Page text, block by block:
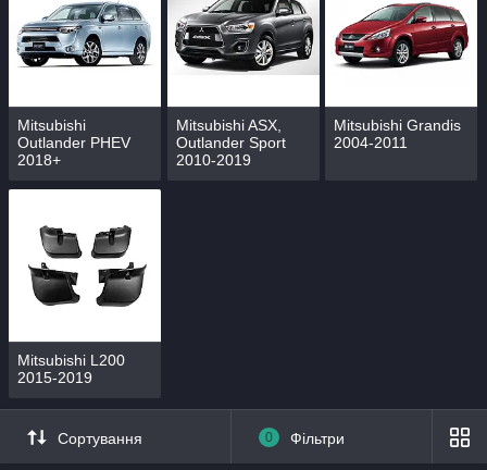
Mitsubishi
Outlander PHEV
2018+
Mitsubishi ASX,
Outlander Sport
2010-2019
Mitsubishi Grandis
2004-2011
Mitsubishi L200
2015-2019
Сортування 0 Фільтри